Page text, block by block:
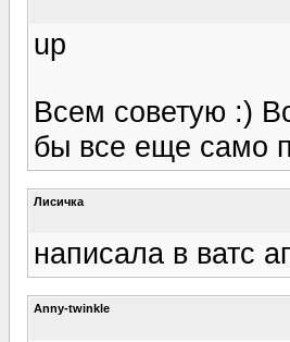
up
Всем советую :)
бы все еще само
Лисичка
написала в ватс
Anny-twinkle